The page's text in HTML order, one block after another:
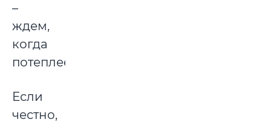
–
ждем,
когда
потеплеет.
Если
честно,